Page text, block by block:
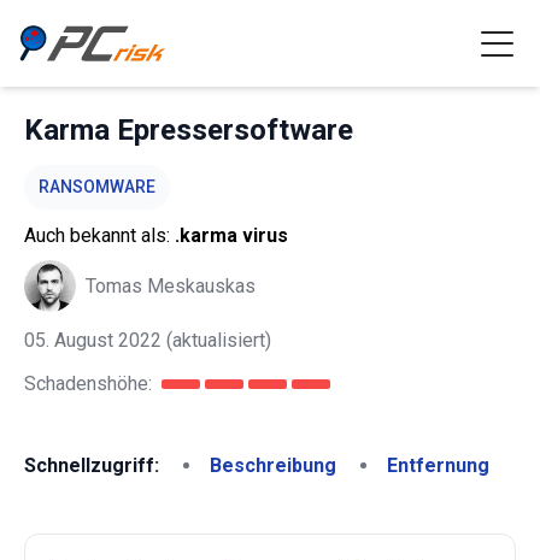
Karma Epressersoftware
RANSOMWARE
Auch bekannt als: .karma virus
Tomas Meskauskas
05. August 2022 (aktualisiert)
Schadenshöhe:
Schnellzugriff: Beschreibung Entfernung